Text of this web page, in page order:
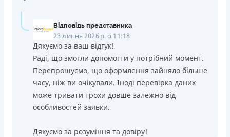
Відповідь представника
23 липня 2026 р. о 11:18
Дякуємо за ваш відгук!
Раді, що змогли допомогти у потрібний момент.
Перепрошуємо, що оформлення зайняло більше
часу, ніж ви очікували. Іноді перевірка даних
може тривати трохи довше залежно від
особливостей заявки.
Дякуємо за розуміння та довіру!